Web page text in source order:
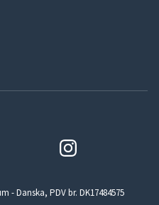
- Danska, PDV br. DK17484575